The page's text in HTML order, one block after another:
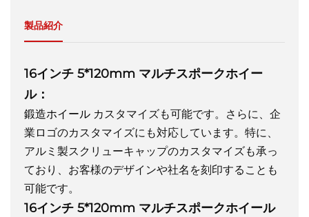
製品紹介
16インチ 5*120mm マルチスポークホイー
ル：
鍛造ホイール カスタマイズも可能です。さらに、企
業ロゴのカスタマイズにも対応しています。特に、
アルミ製スクリューキャップのカスタマイズも承っ
ており、お客様のデザインや社名を刻印することも
可能です。
16インチ 5*120mm マルチスポークホイール